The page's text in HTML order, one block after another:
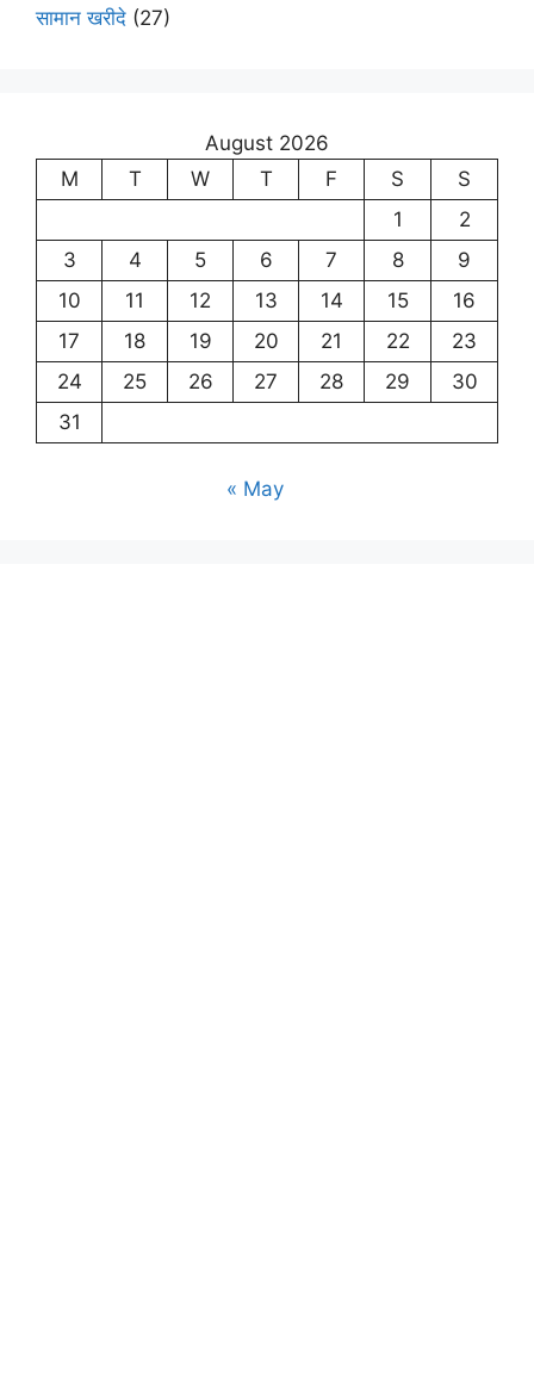
सामान खरीदे (27)
August 2026
M
T W T F S
S
1
2
3
4 5 6 7 8
9
10
11 12 13 14 15
16
17
18 19 20 21 22
23
24
25 26 27 28 29
30
31
« May